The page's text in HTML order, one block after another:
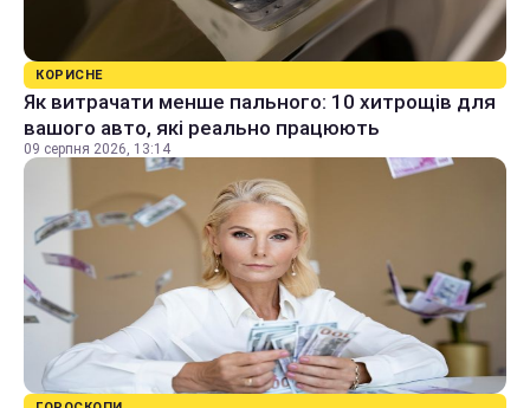
КОРИСНЕ
Як витрачати менше пального: 10 хитрощів для
вашого авто, які реально працюють
09 серпня 2026, 13:14